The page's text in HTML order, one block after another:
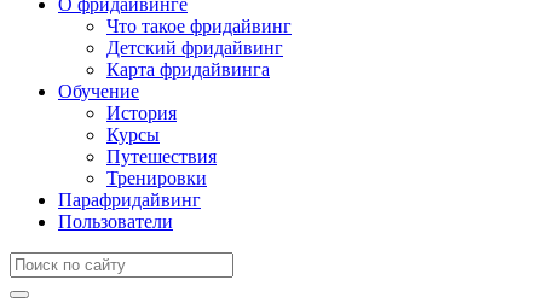
О фридайвинге
Что такое фридайвинг
Детский фридайвинг
Карта фридайвинга
Обучение
История
Курсы
Путешествия
Тренировки
Парафридайвинг
Пользователи